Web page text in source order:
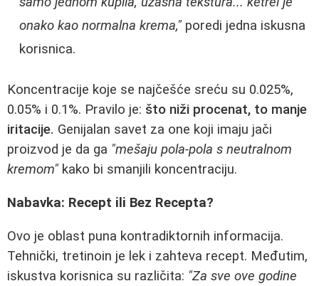
onako kao normalna krema," poredi jedna iskusna
korisnica.
Koncentracije koje se najčešće sreću su 0.025%,
0.05% i 0.1%. Pravilo je: što niži procenat, to manje
iritacije. Genijalan savet za one koji imaju jači
proizvod je da ga "mešaju pola-pola s neutralnom
kremom" kako bi smanjili koncentraciju.
Nabavka: Recept ili Bez Recepta?
Ovo je oblast puna kontradiktornih informacija.
Tehnički, tretinoin je lek i zahteva recept. Međutim,
iskustva korisnica su različita: "Za sve ove godine